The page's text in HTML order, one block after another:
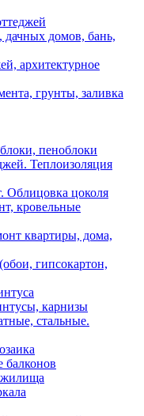
дачных домов, бань,
архитектурное
грунты, заливка
пеноблоки
Теплоизоляция
Облицовка цоколя
кровельные
квартиры, дома,
гипсокартон,
карнизы
стальные.
балконов
жилища